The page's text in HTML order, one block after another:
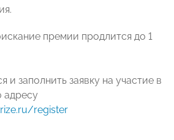
премии продлится до 1
и заполнить заявку на участие в
адресу
register